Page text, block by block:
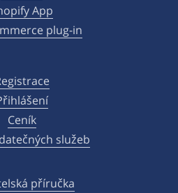
App
plug-in
Ceník
služeb
příručka